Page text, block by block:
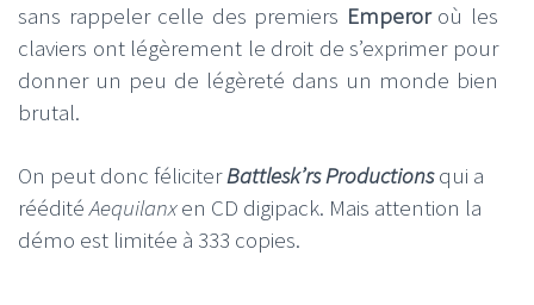
sans rappeler celle des premiers Emperoroù les
claviers ont légèrement le droit de s’exprimer pour
donner un peu de légèreté dans un monde bien
brutal.
On peut donc féliciterBattlesk’rs Productionsqui a
rééditéAequilanxen CD digipack. Mais attention la
démo est limitée à 333 copies.